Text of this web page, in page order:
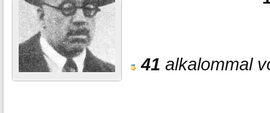
41 alkalommal